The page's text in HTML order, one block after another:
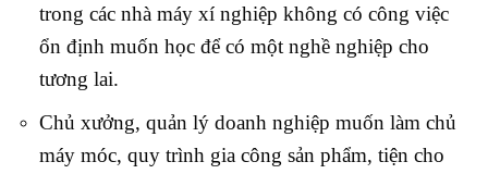
trong các nhà máy xí nghiệp không có công việc
ổn định muốn học để có một nghề nghiệp cho
tương lai.
Chủ xưởng, quản lý doanh nghiệp muốn làm chủ
máy móc, quy trình gia công sản phẩm, tiện cho